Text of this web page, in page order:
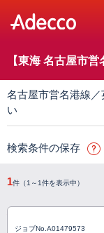
【東海 名古屋市
名古屋市営名港線
い
検索条件の保存
1件（1～1件を表示中）
ジョブNo. A01479573